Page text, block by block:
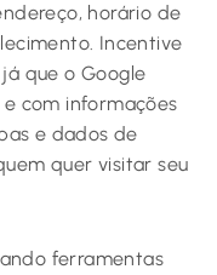
horário de
Incentive
que o Google
com informações
e dados de
quer visitar seu
ferramentas